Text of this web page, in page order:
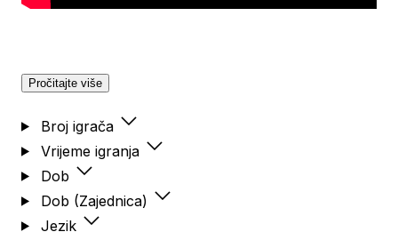
Pročitajte više
Broj igrača
Vrijeme igranja
Dob
Dob (Zajednica)
Jezik